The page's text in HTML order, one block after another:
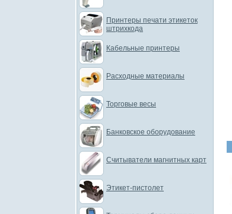
Принтеры печати этикеток
штрихкода
Кабельные принтеры
Расходные материалы
Торговые весы
Банковское оборудование
Считыватели магнитных карт
Этикет-пистолет